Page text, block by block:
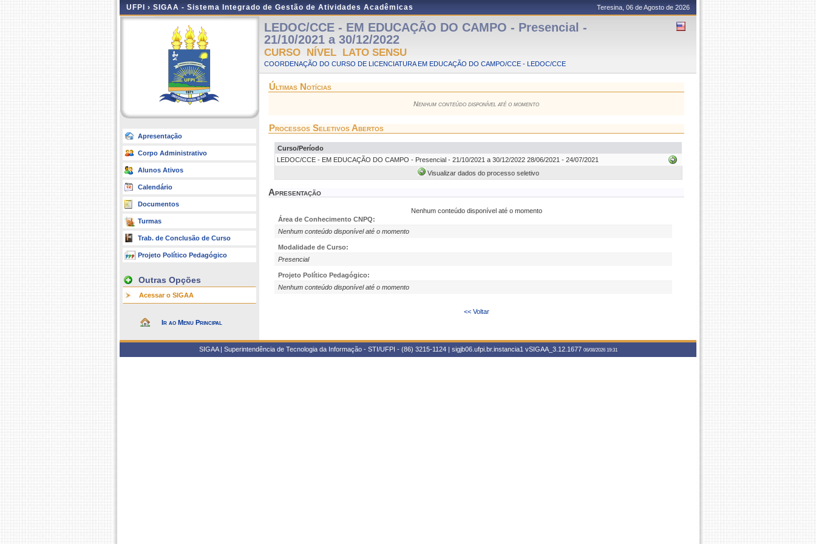
UFPI › SIGAA - Sistema Integrado de Gestão de Atividades Acadêmicas Teresina, 06 de Agosto de 2026
Apresentação
Corpo Administrativo
Alunos Ativos
Calendário
Documentos
Turmas
Trab. de Conclusão de Curso
Projeto Político Pedagógico
Outras Opções
Acessar o SIGAA
Ir ao Menu Principal
LEDOC/CCE - EM EDUCAÇÃO DO CAMPO - Presencial -
21/10/2021 a 30/12/2022
CURSO NÍVEL LATO SENSU
COORDENAÇÃO DO CURSO DE LICENCIATURA EM EDUCAÇÃO DO CAMPO/CCE - LEDOC/CCE
Últimas Notícias
Nenhum conteúdo disponível até o momento
Processos Seletivos Abertos
Curso/Período
LEDOC/CCE - EM EDUCAÇÃO DO CAMPO - Presencial - 21/10/2021 a 30/12/2022 28/06/2021 - 24/07/2021
Visualizar dados do processo seletivo
Apresentação
Nenhum conteúdo disponível até o momento
Área de Conhecimento CNPQ:
Nenhum conteúdo disponível até o momento
Modalidade de Curso:
Presencial
Projeto Político Pedagógico:
Nenhum conteúdo disponível até o momento
<< Voltar
SIGAA | Superintendência de Tecnologia da Informação - STI/UFPI - (86) 3215-1124 | sigjb06.ufpi.br.instancia1 vSIGAA_3.12.1677 06/08/2026 19:31